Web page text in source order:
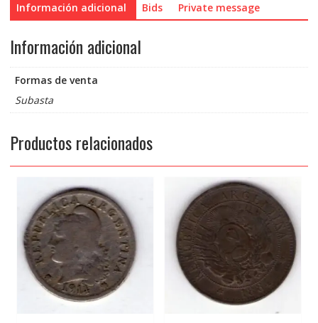
Información adicional Bids Private message
Información adicional
Formas de venta
Subasta
Productos relacionados